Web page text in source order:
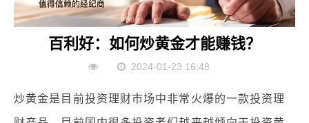
百利好：如何炒黄金才能赚钱？
2024-01-23 16:48
炒黄金是目前投资理财市场中非常火爆的一款投资理